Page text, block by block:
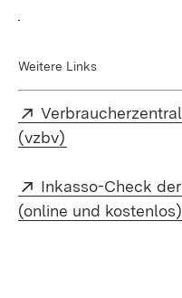
Weitere Links
Extern:
(vzbv)
Extern:
Inkasso-Check
(online und kostenlos)